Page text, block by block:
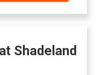
Shadeland